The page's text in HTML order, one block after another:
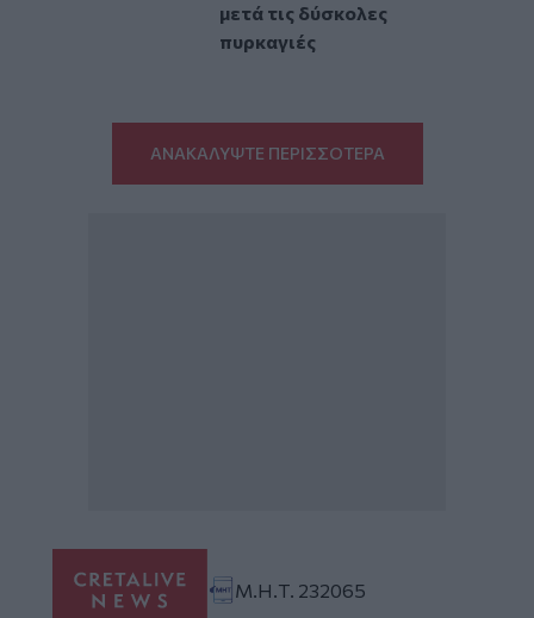
μετά τις δύσκολες
πυρκαγιές
ΑΝΑΚΑΛΥΨΤΕ ΠΕΡΙΣΣΟΤΕΡΑ
Μ.Η.Τ. 232065